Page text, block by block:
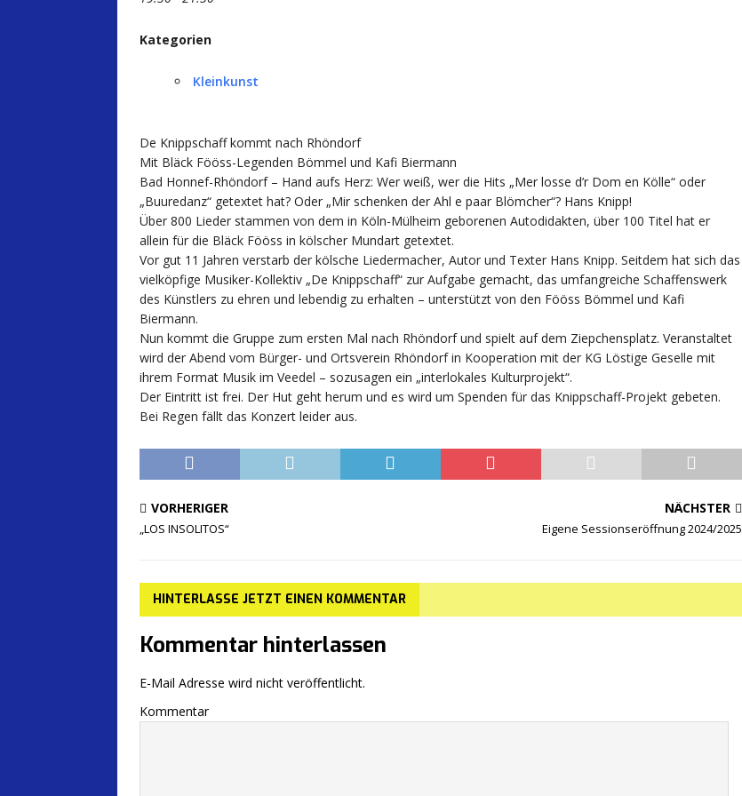
Kategorien
Kleinkunst
De Knippschaff kommt nach Rhöndorf
Mit Bläck Fööss-Legenden Bömmel und Kafi Biermann
Bad Honnef-Rhöndorf – Hand aufs Herz: Wer weiß, wer die Hits „Mer losse d’r Dom en Kölle“ oder
„Buuredanz“ getextet hat? Oder „Mir schenken der Ahl e paar Blömcher“? Hans Knipp!
Über 800 Lieder stammen von dem in Köln-Mülheim geborenen Autodidakten, über 100 Titel hat er
allein für die Bläck Fööss in kölscher Mundart getextet.
Vor gut 11 Jahren verstarb der kölsche Liedermacher, Autor und Texter Hans Knipp. Seitdem hat sich das
vielköpfige Musiker-Kollektiv „De Knippschaff“ zur Aufgabe gemacht, das umfangreiche Schaffenswerk
des Künstlers zu ehren und lebendig zu erhalten – unterstützt von den Fööss Bömmel und Kafi
Biermann.
Nun kommt die Gruppe zum ersten Mal nach Rhöndorf und spielt auf dem Ziepchensplatz. Veranstaltet
wird der Abend vom Bürger- und Ortsverein Rhöndorf in Kooperation mit der KG Löstige Geselle mit
ihrem Format Musik im Veedel – sozusagen ein „interlokales Kulturprojekt“.
Der Eintritt ist frei. Der Hut geht herum und es wird um Spenden für das Knippschaff-Projekt gebeten.
Bei Regen fällt das Konzert leider aus.
VORHERIGER
„LOS INSOLITOS“
NÄCHSTER
Eigene Sessionseröffnung 2024/2025
HINTERLASSE JETZT EINEN KOMMENTAR
Kommentar hinterlassen
E-Mail Adresse wird nicht veröffentlicht.
Kommentar